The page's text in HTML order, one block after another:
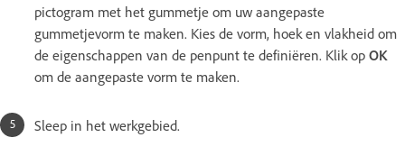
pictogram met het gummetje om uw aangepaste
gummetjevorm te maken. Kies de vorm, hoek en vlakheid om
de eigenschappen van de penpunt te definiëren. Klik op OK
om de aangepaste vorm te maken.
Sleep in het werkgebied.